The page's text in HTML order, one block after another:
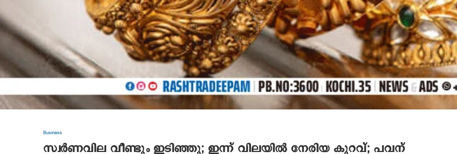
Business
സ്വര്‍ണവില വീണ്ടും ഇടിഞ്ഞു; ഇന്ന് വിലയില്‍ നേരിയ കുറവ്; പവന്